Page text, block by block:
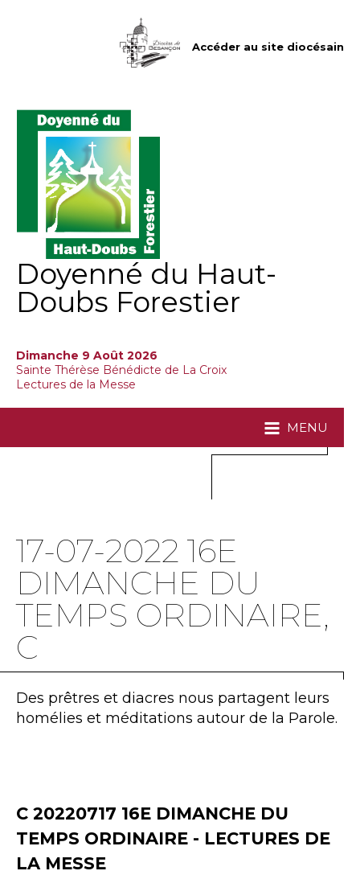
Accéder au site diocésain
Doyenné du Haut-
Doubs Forestier
Dimanche 9 Août 2026
Sainte Thérèse Bénédicte de La Croix
Lectures de la Messe
MENU
17-07-2022 16E
DIMANCHE DU
TEMPS ORDINAIRE,
C
Des prêtres et diacres nous partagent leurs
homélies et méditations autour de la Parole.
C 20220717 16E DIMANCHE DU
TEMPS ORDINAIRE - LECTURES DE
LA MESSE